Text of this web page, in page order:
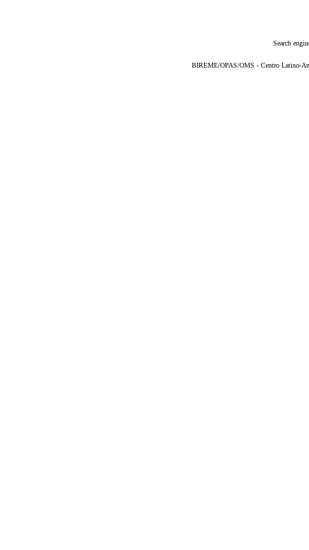
Search
BIREME/OPAS/OMS - Centro Latino-